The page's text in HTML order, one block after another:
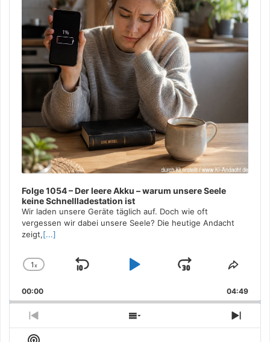
Folge 1054 – Der leere Akku – warum unsere Seele
keine Schnellladestation ist
Wir laden unsere Geräte täglich auf. Doch wie oft
vergessen wir dabei unsere Seele? Die heutige Andacht
zeigt,[...]
Change
Rate
1x
Skip
Play
Jump
Forward
Share
00:00 04:49
Previous
Episode
Show
Episodes
Next